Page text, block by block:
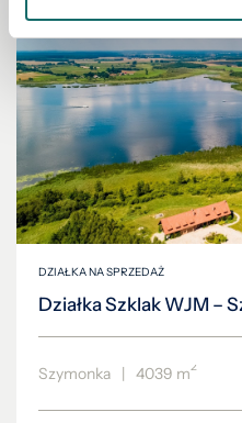
DZIAŁKA NA SPRZEDAŻ
Działka Szklak WJM –
Szymonka | 4039 m2